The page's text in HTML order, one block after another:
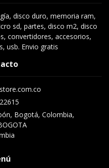
disco duro, memoria ram,
sd, partes, disco m2, disco
convertidores, accesorios,
usb. Envio gratis
Bogotá, Colombia,